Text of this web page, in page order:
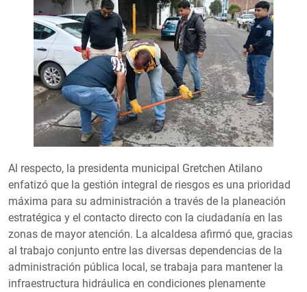
Al respecto, la presidenta municipal Gretchen Atilano
enfatizó que la gestión integral de riesgos es una prioridad
máxima para su administración a través de la planeación
estratégica y el contacto directo con la ciudadanía en las
zonas de mayor atención. La alcaldesa afirmó que, gracias
al trabajo conjunto entre las diversas dependencias de la
administración pública local, se trabaja para mantener la
infraestructura hidráulica en condiciones plenamente